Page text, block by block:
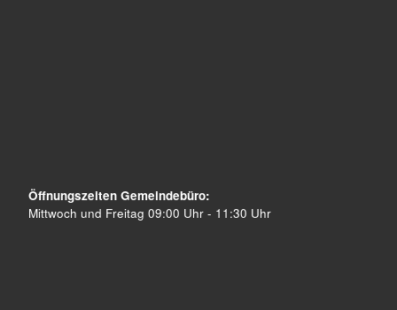
Öffnungszeiten Gemeindebüro:
Mittwoch und Freitag 09:00 Uhr - 11:30 Uhr